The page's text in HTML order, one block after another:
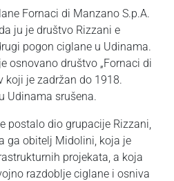
Fornaci di Manzano S.p.A.
ju je društvo Rizzani e
pogon ciglane u Udinama.
osnovano društvo „Fornaci di
koji je zadržan do 1918.
Udinama srušena.
postalo dio grupacije Rizzani,
ga obitelj Midolini, koja je
projekata, a koja
razdoblje ciglane i osniva